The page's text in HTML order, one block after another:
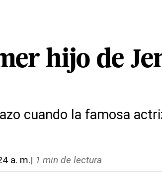
hijo de
cuando la famosa
a. m.| 1 min de lectura